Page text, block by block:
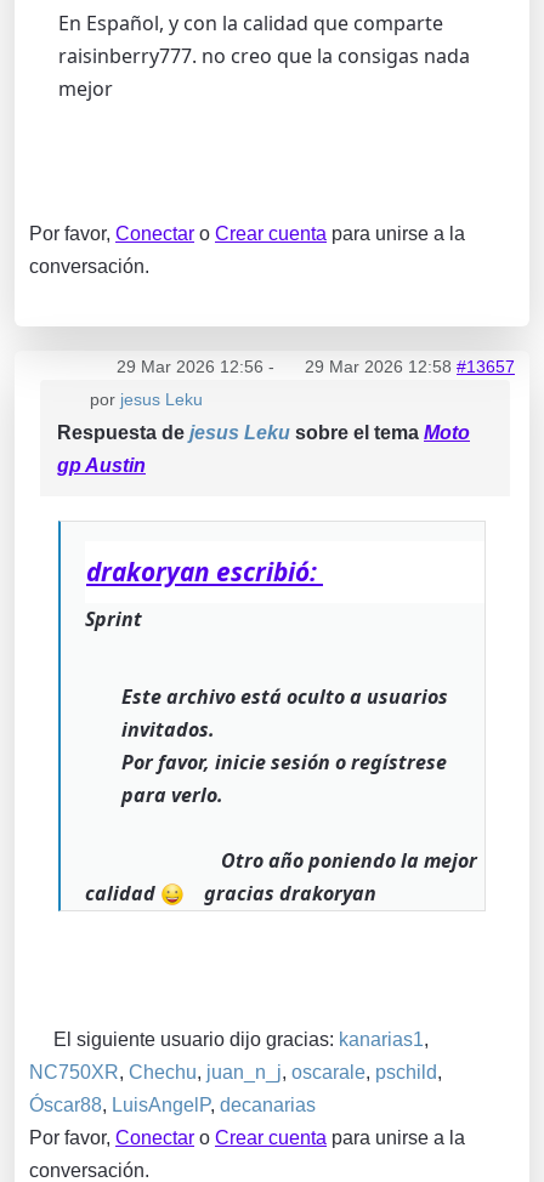
En Español, y con la calidad que comparte
raisinberry777. no creo que la consigas nada
mejor
Por favor, Conectar o Crear cuenta para unirse a la
conversación.
29 Mar 2026 12:56 - 29 Mar 2026 12:58 #13657
por jesus Leku
Respuesta de jesus Leku sobre el tema Moto
gp Austin
drakoryan escribió:
Sprint
Este archivo está oculto a usuarios
invitados.
Por favor, inicie sesión o regístrese
para verlo.
Otro año poniendo la mejor
calidad
gracias drakoryan
El siguiente usuario dijo gracias: kanarias1,
NC750XR, Chechu, juan_n_j, oscarale, pschild,
Óscar88, LuisAngelP, decanarias
Por favor, Conectar o Crear cuenta para unirse a la
conversación.